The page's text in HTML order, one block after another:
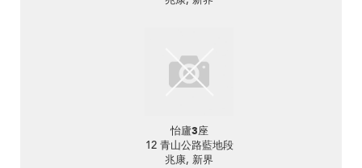
怡廬3座
12 青山公路藍地段
兆康, 新界